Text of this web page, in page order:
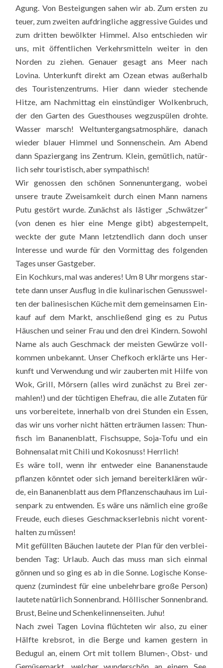
Agung. Von Bestei­gun­gen sahen wir ab. Zum ers­ten zu
teu­er, zum zwei­ten auf­dring­li­che aggres­si­ve Gui­des und
zum drit­ten bewölk­ter Him­mel. Also ent­schie­den wir
uns, mit öffent­li­chen Ver­kehrs­mit­teln wei­ter in den
Nor­den zu zie­hen. Genau­er gesagt ans Meer nach
Lovina. Unter­kunft direkt am Oze­an etwas außer­halb
des Tou­ris­ten­zen­trums. Hier dann wie­der ste­chen­de
Hit­ze, am Nach­mit­tag ein ein­stün­di­ger Wol­ken­bruch,
der den Gar­ten des Guest­hou­ses weg­zu­spü­len droh­te.
Was­ser marsch! Welt­un­ter­gang­s­at­mo­sphä­re, danach
wie­der blau­er Him­mel und Son­nen­schein. Am Abend
dann Spa­zier­gang ins Zen­trum. Klein, gemüt­lich, natür­
lich sehr tou­ris­tisch, aber sym­pa­thisch!
Wir genos­sen den schö­nen Son­nen­un­ter­gang, wobei
unse­re trau­te Zwei­sam­keit durch einen Mann namens
Putu gestört wur­de. Zunächst als läs­ti­ger „Schwät­zer“
(von denen es hier eine Men­ge gibt) abge­stem­pelt,
weck­te der gute Mann letzt­end­lich dann doch unser
Inter­es­se und wur­de für den Vor­mit­tag des fol­gen­den
Tages unser Gast­ge­ber.
Ein Koch­kurs, mal was ande­res! Um 8 Uhr mor­gens star­
te­te dann unser Aus­flug in die kuli­na­ri­schen Genuss­wel­
ten der bali­ne­si­schen Küche mit dem gemein­sa­men Ein­
kauf auf dem Markt, anschlie­ßend ging es zu Putus
Häus­chen und sei­ner Frau und den drei Kin­dern. Sowohl
Name als auch Geschmack der meis­ten Gewür­ze voll­
kom­men unbe­kannt. Unser Chef­koch erklär­te uns Her­
kunft und Ver­wen­dung und wir zau­ber­ten mit Hil­fe von
Wok, Grill, Mör­sern (alles wird zunächst zu Brei zer­
mah­len!) und der tüch­ti­gen Ehe­frau, die alle Zuta­ten für
uns vor­be­rei­te­te, inner­halb von drei Stun­den ein Essen,
das wir uns vor­her nicht hät­ten erträu­men las­sen: Thun­
fisch im Bana­nen­blatt, Fisch­sup­pe, Soja-Tofu und ein
Boh­nen­sa­lat mit Chi­li und Kokos­nuss! Herr­lich!
Es wäre toll, wenn ihr ent­we­der eine Bana­nen­stau­de
pflan­zen könn­tet oder sich jemand bereit­er­klä­ren wür­
de, ein Bana­nen­blatt aus dem Pflan­zen­schau­haus im Lui­
sen­park zu ent­wen­den. Es wäre uns näm­lich eine gro­ße
Freu­de, euch die­ses Geschmacks­er­leb­nis nicht vor­ent­
hal­ten zu müs­sen!
Mit gefüll­ten Bäu­chen lau­te­te der Plan für den ver­blei­
ben­den Tag: Urlaub. Auch das muss man sich ein­mal
gön­nen und so ging es ab in die Son­ne. Logi­sche Kon­se­
quenz (zumin­dest für eine unbe­lehr­ba­re gro­ße Per­son)
lau­te­te natür­lich Son­nen­brand. Höl­li­scher Son­nen­brand.
Brust, Bei­ne und Schen­ke­lin­nen­sei­ten. Juhu!
Nach zwei Tagen Lovina flüch­te­ten wir also, zu einer
Hälf­te krebs­rot, in die Ber­ge und kamen ges­tern in
Bedu­gul an, einem Ort mit tol­lem Blu­men-, Obst- und